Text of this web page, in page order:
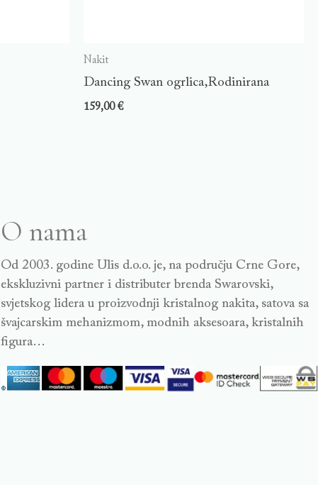
Nakit
Dancing Swan ogrlica,Rodinirana
159,00€
O nama
Od 2003. godine Ulis d.o.o. je, na području Crne Gore,
ekskluzivni partner i distributer brenda Swarovski,
svjetskog lidera u proizvodnji kristalnog nakita, satova sa
švajcarskim mehanizmom, modnih aksesoara, kristalnih
figura…